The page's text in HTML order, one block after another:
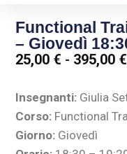
Functional
– Giovedì
25,00 € - 395,00 €
Insegnanti: Giulia
Corso: Functional
Giorno: Giovedì